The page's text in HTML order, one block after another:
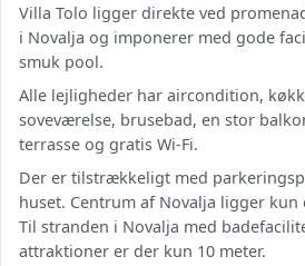
Villa Tolo ligger direkte ved
i Novalja og imponerer med gode
smuk pool.
Alle lejligheder har aircondition,
soveværelse, brusebad, en stor
terrasse og gratis Wi-Fi.
Der er tilstrækkeligt med
huset. Centrum af Novalja ligger kun
Til stranden i Novalja med
attraktioner er der kun 10 meter.